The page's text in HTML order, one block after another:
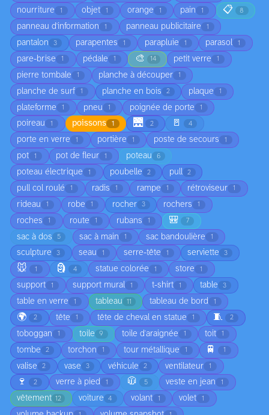
nourriture 1 objet 1 orange 1 pain 1 📋 8
panneau d'information 1 panneau publicitaire 1
pantalon 3 parapentes 1 parapluie 1 parasol 1
pare-brise 1 pédale 1 🎨 14 petit verre 1
pierre tombale 1 planche à découper 1
planche de surf 1 planche en bois 2 plaque 1
plateforme 1 pneu 1 poignée de porte 1
poireau 1 poissons 1 🌉 2 🚪 4
porte en verre 1 portière 1 poste de secours 1
pot 1 pot de fleur 1 poteau 6
poteau électrique 1 poubelle 2 pull 2
pull col roulé 1 radis 1 rampe 1 rétroviseur 1
rideau 1 robe 1 rocher 3 rochers 1
roches 1 route 1 rubans 1 🎒 7
sac à dos 5 sac à main 1 sac bandoulière 1
sculpture 3 seau 1 serre-tête 1 serviette 3
🐭 1 🗿 4 statue colorée 1 store 1
support 1 support mural 1 t-shirt 1 table 3
table en verre 1 tableau 11 tableau de bord 1
🌍 2 tête 1 tête de cheval en statue 1 🧵 2
toboggan 1 toile 9 toile d'araignée 1 toit 1
tombe 2 torchon 1 tour métallique 1 🚆 1
valise 2 vase 3 véhicule 2 ventilateur 1
🍷 2 verre à pied 1 🧥 5 veste en jean 1
vêtement 12 voiture 4 volant 1 volet 1